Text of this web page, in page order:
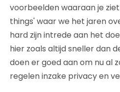
voorbeelden waaraan je
things' waar we het jaren
hard zijn intrede aan het
hier zoals altijd sneller dan
doen er goed aan om nu al
regelen inzake privacy en